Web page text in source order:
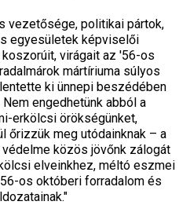
vezetősége, politikai pártok,
egyesületek képviselői
virágait az '56-os
mártíriuma súlyos
ki ünnepi beszédében
engedhetünk abból a
erkölcsi örökségünket,
őrizzük meg utódainknak – a
közös jövőnk zálogát
elveinkhez, méltó eszmei
os októberi forradalom és